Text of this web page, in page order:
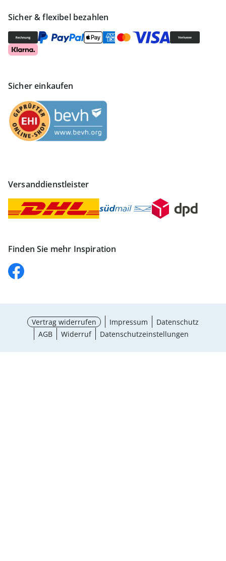
Sicher & flexibel bezahlen
Sicher einkaufen
Versanddienstleister
Finden Sie mehr Inspiration
Vertrag widerrufen Impressum
Datenschutz
AGB
Widerruf Datenschutzeinstellungen